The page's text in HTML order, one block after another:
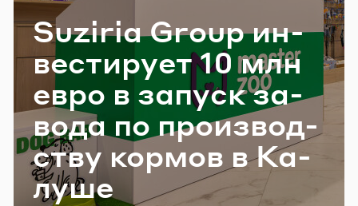
Suziria Group ин­
ве­сти­ру­ет 10 млн
евро в за­пуск за­
во­да по про­из­вод­
ству кор­мов в Ка­
лу­ше
Email
Пароль
Забыли пароль?
ВОЙТИ